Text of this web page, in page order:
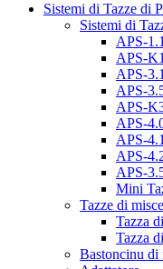
Sistemi di Tazze di
Sistemi di
APS-1.1
APS-
APS-3.1
APS-
APS-
APS-
APS-4.1
APS-
APS-
Mini
Tazze di
Tazza
Tazza
Bastoncinu di